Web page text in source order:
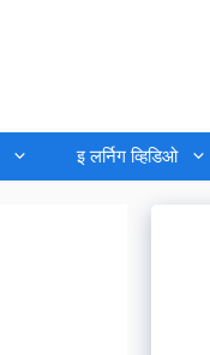
इ लर्निग व्हिडिओ